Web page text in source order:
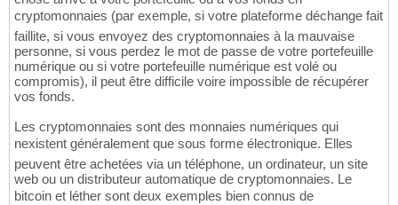
cryptomonnaies (par exemple, si votre plateforme déchange fait
faillite, si vous envoyez des cryptomonnaies à la mauvaise
personne, si vous perdez le mot de passe de votre portefeuille
numérique ou si votre portefeuille numérique est volé ou
compromis), il peut être difficile voire impossible de récupérer
vos fonds.
Les cryptomonnaies sont des monnaies numériques qui
nexistent généralement que sous forme électronique. Elles
peuvent être achetées via un téléphone, un ordinateur, un site
web ou un distributeur automatique de cryptomonnaies. Le
bitcoin et léther sont deux exemples bien connus de